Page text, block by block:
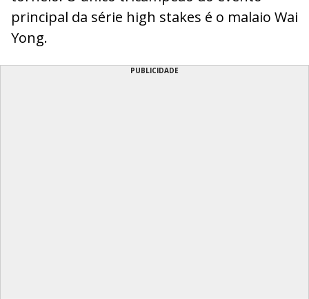
principal da série high stakes é o malaio Wai
Yong.
PUBLICIDADE